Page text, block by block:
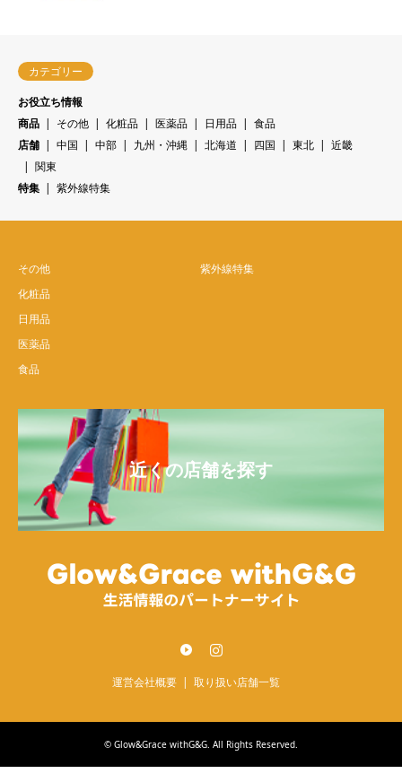
カテゴリー
お役立ち情報
商品
その他 化粧品 医薬品 日用品
食品
店舗
中国 中部 九州・沖縄 北海道 四国 東北
近畿
関東
特集
紫外線特集
その他
化粧品
日用品
医薬品
食品
紫外線特集
近くの店舗を探す
運営会社概要 取り扱い店舗一覧
© Glow&Grace withG&G . All Rights Reserved.